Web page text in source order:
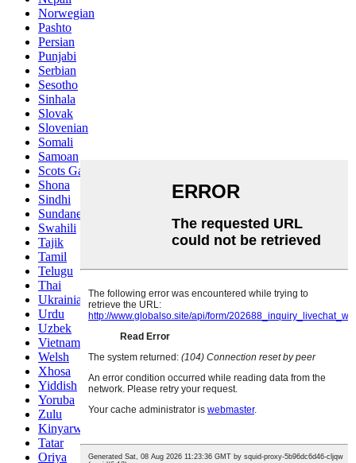
Norwegian
Pashto
Persian
Punjabi
Serbian
Sesotho
Sinhala
Slovak
Slovenian
Somali
Samoan
Scots Gaelic
Shona
Sindhi
Sundanese
Swahili
Tajik
Tamil
Telugu
Thai
Ukrainian
Urdu
Uzbek
Vietnamese
Welsh
Xhosa
Yiddish
Yoruba
Zulu
Kinyarwanda
Tatar
Oriya